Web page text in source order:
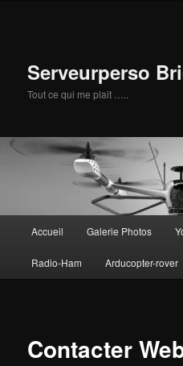
Serveurperso
Tout ce qui me plait …..
principal
Accueil Galerie Photos
Radio-Ham Arducopter-rover
Contacter